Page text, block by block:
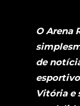
O Arena
de
Vitória e